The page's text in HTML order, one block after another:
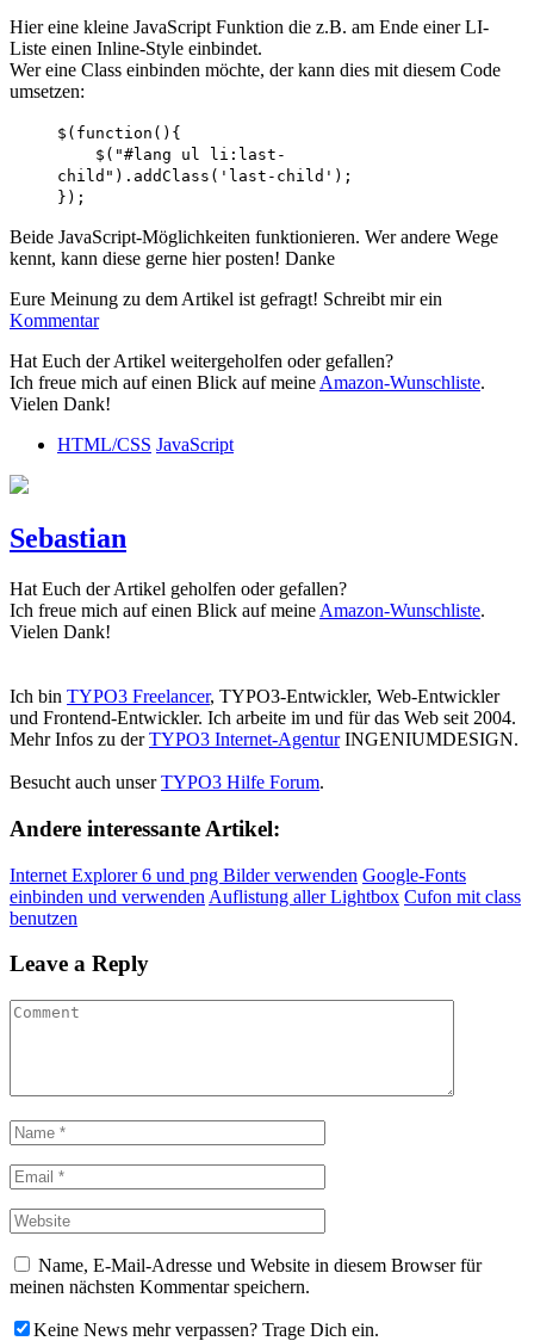
Hier eine kleine JavaScript Funktion die z.B. am Ende einer LI-
Liste einen Inline-Style einbindet.
Wer eine Class einbinden möchte, der kann dies mit diesem Code
umsetzen:
$(function(){
$("#lang ul li:last-
child").addClass('last-child');
});
Beide JavaScript-Möglichkeiten funktionieren. Wer andere Wege
kennt, kann diese gerne hier posten! Danke
Eure Meinung zu dem Artikel ist gefragt! Schreibt mir ein
Kommentar
Hat Euch der Artikel weitergeholfen oder gefallen?
Ich freue mich auf einen Blick auf meine Amazon-Wunschliste.
Vielen Dank!
HTML/CSS JavaScript
Sebastian
Hat Euch der Artikel geholfen oder gefallen?
Ich freue mich auf einen Blick auf meine Amazon-Wunschliste.
Vielen Dank!
Ich bin TYPO3 Freelancer, TYPO3-Entwickler, Web-Entwickler
und Frontend-Entwickler. Ich arbeite im und für das Web seit 2004.
Mehr Infos zu derTYPO3 Internet-AgenturINGENIUMDESIGN.
Besucht auch unserTYPO3 Hilfe Forum.
Andere interessante Artikel:
Internet Explorer 6 und png Bilder verwenden Google-Fonts
einbinden und verwenden Auflistung aller Lightbox Cufon mit class
benutzen
Leave a Reply
Name, E-Mail-Adresse und Website in diesem Browser für
meinen nächsten Kommentar speichern.
Keine News mehr verpassen? Trage Dich ein.